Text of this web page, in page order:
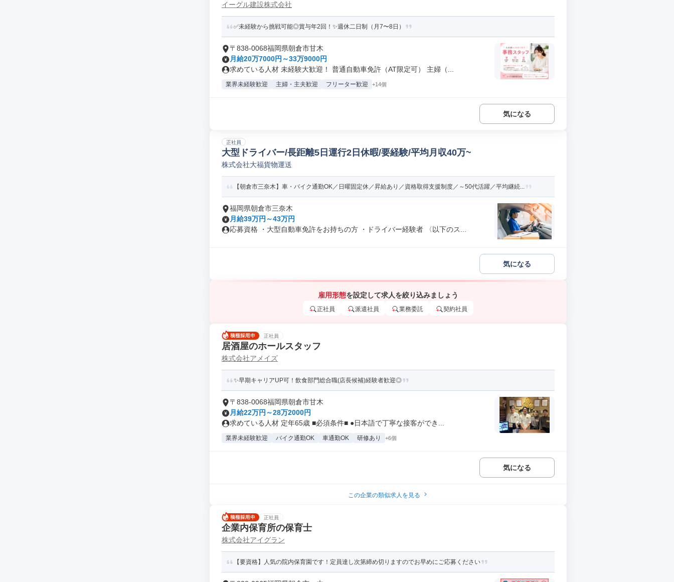
イーグル建設株式会社
✅未経験から挑戦可能◎賞与年2回！✨週休二日制（月7〜8日）
〒838-0068福岡県朝倉市甘木
月給20万7000円～33万9000円
求めている人材 未経験大歓迎！ 普通自動車免許（AT限定可） 主婦（...
業界未経験歓迎 主婦・主夫歓迎 フリーター歓迎 +14個
気になる
正社員
大型ドライバー/長距離5日運行2日休暇/要経験/平均月収40万~
株式会社大福貨物運送
【朝倉市三奈木】車・バイク通勤OK／日曜固定休／昇給あり／資格取得支援制度／～50代活躍／平均継続...
福岡県朝倉市三奈木
月給39万円～43万円
応募資格 ・大型自動車免許をお持ちの方 ・ドライバー経験者 〈以下のス...
気になる
雇用形態を設定して求人を絞り込みましょう
正社員 派遣社員 業務委託 契約社員
正社員
居酒屋のホールスタッフ
株式会社アメイズ
✨早期キャリアUP可！飲食部門総合職(店長候補)経験者歓迎◎
〒838-0068福岡県朝倉市甘木
月給22万円～28万2000円
求めている人材 定年65歳 ■必須条件■ ●日本語で丁寧な接客ができ...
業界未経験歓迎 バイク通勤OK 車通勤OK 研修あり +6個
気になる
この企業の類似求人を見る
正社員
企業内保育所の保育士
株式会社アイグラン
【要資格】人気の院内保育園です！定員達し次第締め切りますのでお早めにご応募ください